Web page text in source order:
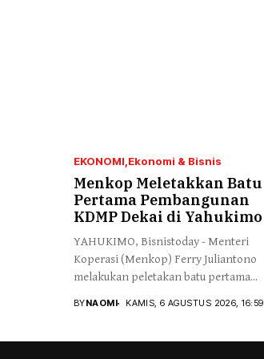
EKONOMI Ekonomi & Bisnis
Menkop Meletakkan Batu
Pertama Pembangunan
KDMP Dekai di Yahukimo
YAHUKIMO, Bisnistoday - Menteri
Koperasi (Menkop) Ferry Juliantono
melakukan peletakan batu pertama...
BYNAOMI KAMIS, 6 AGUSTUS 2026, 16:59